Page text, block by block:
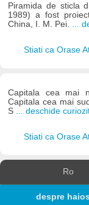
Piramida de sticla
1989) a fost
China, I. M. Pei.
...
Stiati ca Orase
Capitala cea mai
Capitala cea mai
S
... deschide
Stiati ca Orase
Ro
despre